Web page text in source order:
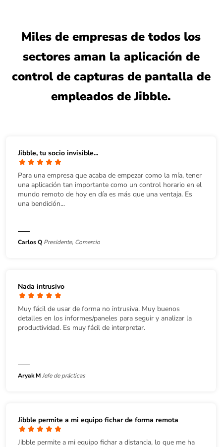
Miles de empresas de todos los
sectores aman la aplicación de
control de capturas de pantalla de
empleados de Jibble.
Jibble, tu socio invisible...
Para una empresa que acaba de empezar como la mía, tener
una aplicación tan importante como un control horario en el
mundo remoto de hoy en día es más que una ventaja. Es
una bendición...
Carlos Q Presidente, Comercio
Nada intrusivo
Muy fácil de usar de forma no intrusiva. Muy buenos
detalles en los informes/paneles para seguir y analizar la
productividad. Es muy fácil de interpretar.
Aryak MJefe de prácticas
Jibble permite a mi equipo fichar de forma remota
Jibble permite a mi equipo fichar a distancia, lo que me ha